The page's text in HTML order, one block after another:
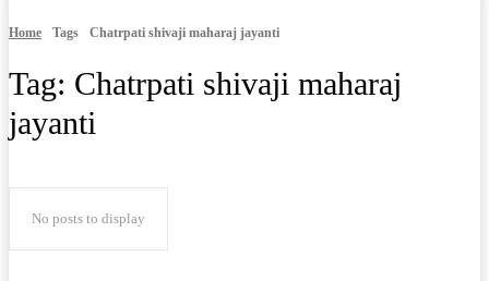
Home Tags Chatrpati shivaji maharaj jayanti
Tag: Chatrpati shivaji maharaj
jayanti
No posts to display